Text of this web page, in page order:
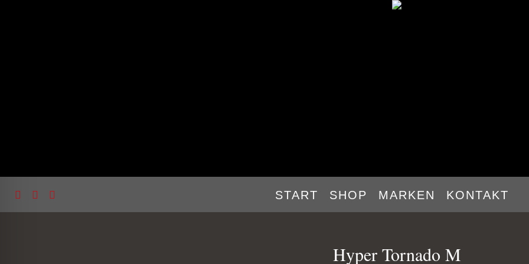
START SHOP MARKEN KONTAKT
Hyper Tornado M